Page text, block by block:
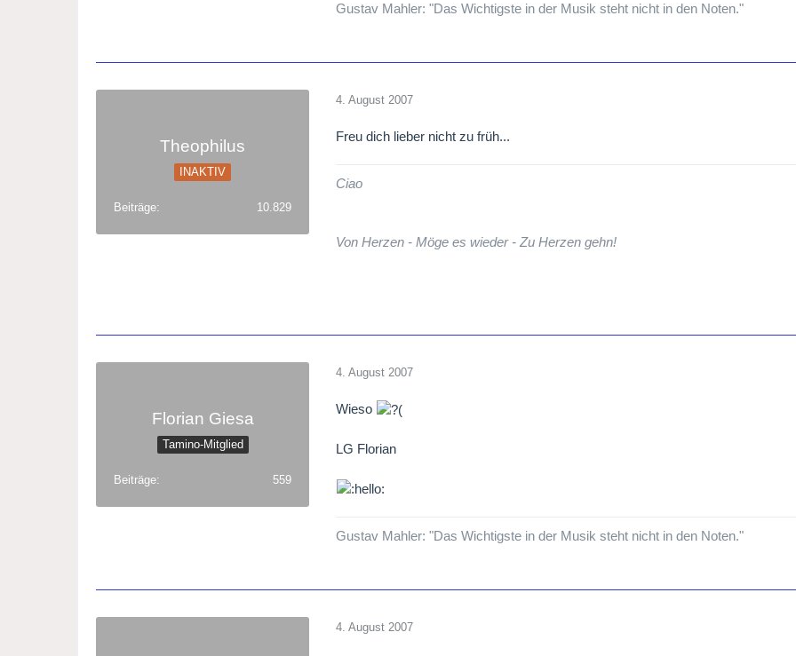
5. August den kompletten Stuttgarter "Ring".
Gustav Mahler: "Das Wichtigste in der Musik steht nicht in den Noten."
Theophilus
INAKTIV
Beiträge 10.829
4. August 2007
Freu dich lieber nicht zu früh...
Ciao
Von Herzen - Möge es wieder - Zu Herzen gehn!
Florian Giesa
Tamino-Mitglied
Beiträge 559
4. August 2007
Wieso
LG Florian
Gustav Mahler: "Das Wichtigste in der Musik steht nicht in den Noten."
4. August 2007